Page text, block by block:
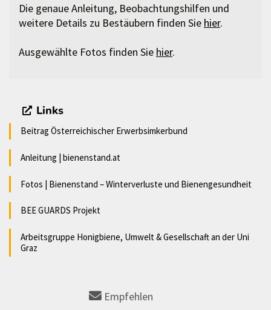
Die genaue Anleitung, Beobachtungshilfen und
weitere Details zu Bestäubern finden Sie hier.
Ausgewählte Fotos finden Sie hier.
Links
Beitrag Österreichischer Erwerbsimkerbund
Anleitung | bienenstand.at
Fotos | Bienenstand – Winterverluste und Bienengesundheit
BEE GUARDS Projekt
Arbeitsgruppe Honigbiene, Umwelt & Gesellschaft an der Uni
Graz
Empfehlen